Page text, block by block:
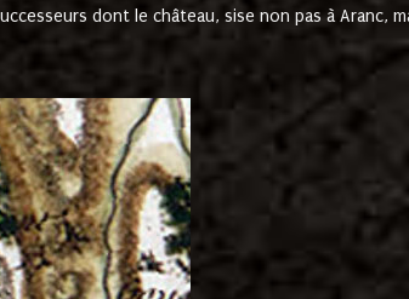
dont le château, sise non pas à Aranc,